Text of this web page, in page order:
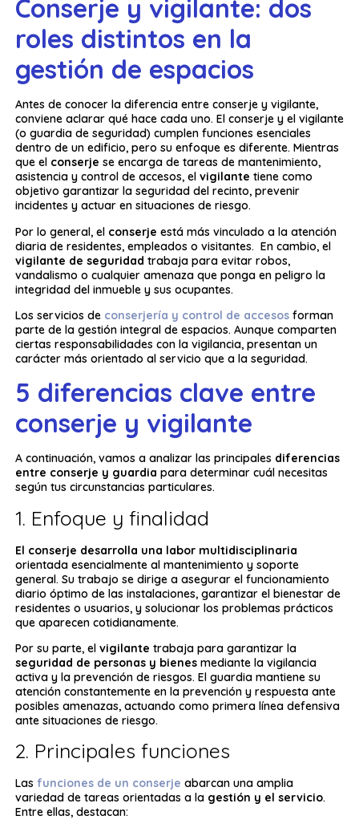
Conserje y vigilante: dos
roles distintos en la
gestión de espacios
Antes de conocer la diferencia entre conserje y vigilante,
conviene aclarar qué hace cada uno. El conserje y el vigilante
(o guardia de seguridad) cumplen funciones esenciales
dentro de un edificio, pero su enfoque es diferente. Mientras
que el conserje se encarga de tareas de mantenimiento,
asistencia y control de accesos, el vigilante tiene como
objetivo garantizar la seguridad del recinto, prevenir
incidentes y actuar en situaciones de riesgo.
Por lo general, el conserje está más vinculado a la atención
diaria de residentes, empleados o visitantes. En cambio, el
vigilante de seguridad trabaja para evitar robos,
vandalismo o cualquier amenaza que ponga en peligro la
integridad del inmueble y sus ocupantes.
Los servicios de conserjería y control de accesosforman
parte de la gestión integral de espacios. Aunque comparten
ciertas responsabilidades con la vigilancia, presentan un
carácter más orientado al servicio que a la seguridad.
5 diferencias clave entre
conserje y vigilante
A continuación, vamos a analizar las principales diferencias
entre conserje y guardia para determinar cuál necesitas
según tus circunstancias particulares.
1. Enfoque y finalidad
El conserje desarrolla una labor multidisciplinaria
orientada esencialmente al mantenimiento y soporte
general. Su trabajo se dirige a asegurar el funcionamiento
diario óptimo de las instalaciones, garantizar el bienestar de
residentes o usuarios, y solucionar los problemas prácticos
que aparecen cotidianamente.
Por su parte, el vigilante trabaja para garantizar la
seguridad de personas y bienesmediante la vigilancia
activa y la prevención de riesgos. El guardia mantiene su
atención constantemente en la prevención y respuesta ante
posibles amenazas, actuando como primera línea defensiva
ante situaciones de riesgo.
2. Principales funciones
Las funciones de un conserje abarcan una amplia
variedad de tareas orientadas a la gestión y el servicio.
Entre ellas, destacan: